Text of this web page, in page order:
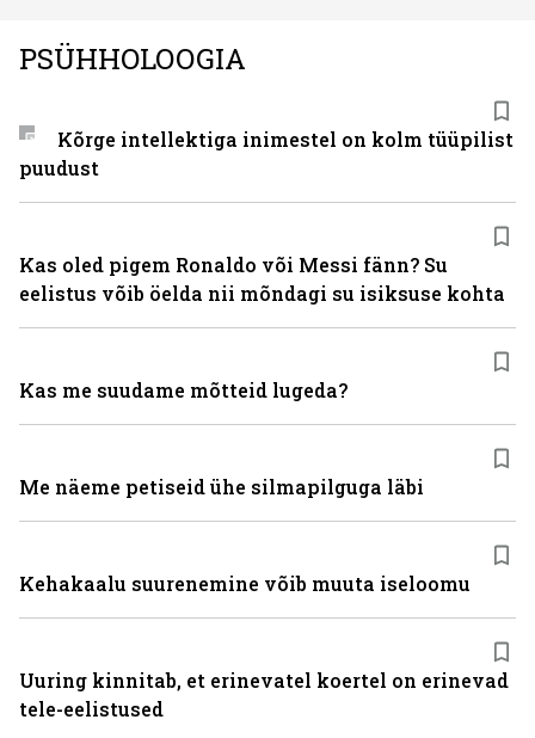
PSÜHHOLOOGIA
Kõrge intellektiga inimestel on kolm tüüpilist
puudust
Kas oled pigem Ronaldo või Messi fänn? Su
eelistus võib öelda nii mõndagi su isiksuse kohta
Kas me suudame mõtteid lugeda?
Me näeme petiseid ühe silmapilguga läbi
Kehakaalu suurenemine võib muuta iseloomu
Uuring kinnitab, et erinevatel koertel on erinevad
tele-eelistused